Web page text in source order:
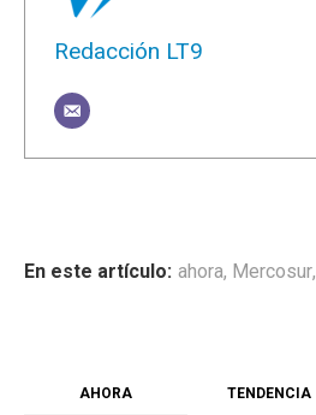
Redacción LT9
ahora, Mercosur,
AHORA TENDENCIA